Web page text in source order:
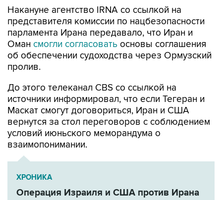
Накануне агентство IRNA со ссылкой на
представителя комиссии по нацбезопасности
парламента Ирана передавало, что Иран и
Оман смогли согласовать основы соглашения
об обеспечении судоходства через Ормузский
пролив.
До этого телеканал CBS со ссылкой на
источники информировал, что если Тегеран и
Маскат смогут договориться, Иран и США
вернутся за стол переговоров с соблюдением
условий июньского меморандума о
взаимопонимании.
ХРОНИКА
Операция Израиля и США против Ирана